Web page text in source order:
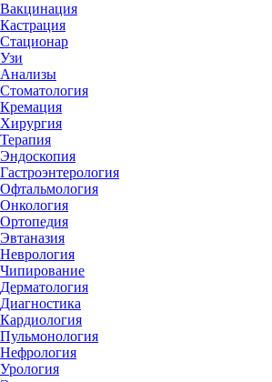
Вакцинация
Кастрация
Стационар
Узи
Анализы
Стоматология
Кремация
Хирургия
Терапия
Эндоскопия
Гастроэнтерология
Офтальмология
Онкология
Ортопедия
Эвтаназия
Неврология
Чипирование
Дерматология
Диагностика
Кардиология
Пульмонология
Нефрология
Урология